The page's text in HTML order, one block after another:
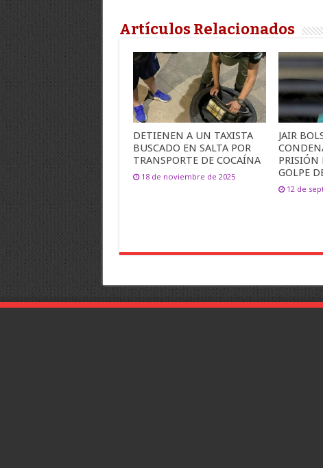
Artículos Relacionados
DETIENEN A UN TAXISTA
BUSCADO EN SALTA POR
TRANSPORTE DE COCAÍNA
18 de noviembre de 2025
JAIR
PRISIÓN
GOLPE
12 de